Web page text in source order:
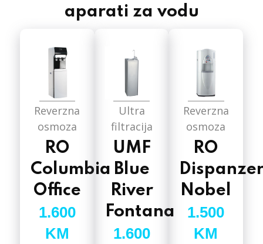
aparati za vodu
Reverzna
osmoza
RO
Columbia
Office
1.600
KM
Ultra
filtracija
UMF
Blue
River
Fontana
1.600
Reverzna
osmoza
RO
Nobel
1.500
KM